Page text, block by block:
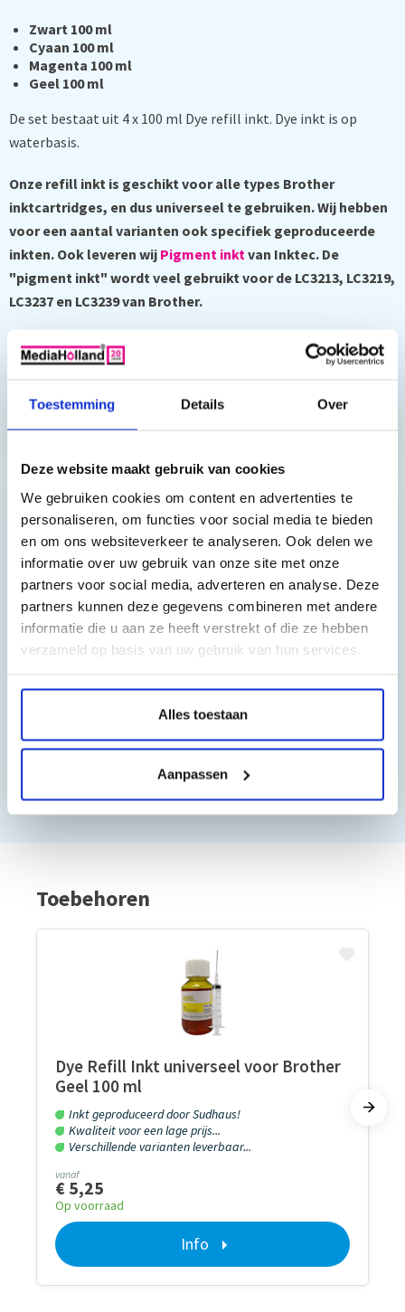
Toestemming Details Over
Deze website maakt gebruik van cookies
We gebruiken cookies om content en advertenties te
personaliseren, om functies voor social media te bieden
en om ons websiteverkeer te analyseren. Ook delen we
informatie over uw gebruik van onze site met onze
partners voor social media, adverteren en analyse. Deze
partners kunnen deze gegevens combineren met andere
informatie die u aan ze heeft verstrekt of die ze hebben
verzameld op basis van uw gebruik van hun services.
Alles toestaan
Aanpassen
Zwart 100 ml
Cyaan 100 ml
Magenta 100 ml
Geel 100 ml
De set bestaat uit 4 x 100 ml Dye refill inkt. Dye inkt is op
waterbasis.
Onze refill inkt is geschikt voor alle types Brother
inktcartridges, en dus universeel te gebruiken. Wij hebben
voor een aantal varianten ook specifiek geproduceerde
inkten. Ook leveren wij Pigment inktvan Inktec. De
"pigment inkt" wordt veel gebruikt voor de LC3213, LC3219,
LC3237 en LC3239 van Brother.
Reviews van klanten…
”Prima geregeld. ”
Gauke Wijnmaalen
8/10
Toebehoren
Dye Refill Inkt universeel voor Brother
Geel 100 ml
Inkt geproduceerd door Sudhaus!
Kwaliteit voor een lage prijs...
Verschillende varianten leverbaar...
vanaf
€ 5,25
Op voorraad
Info